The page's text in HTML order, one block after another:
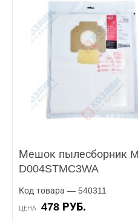
Мешок пылесборник
D004STMC3WA
Код товара — 540311
ЦЕНА 478 РУБ.